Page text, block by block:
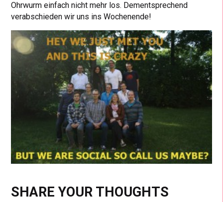
Ohrwurm einfach nicht mehr los. Dementsprechend
verabschieden wir uns ins Wochenende!
SHARE YOUR THOUGHTS